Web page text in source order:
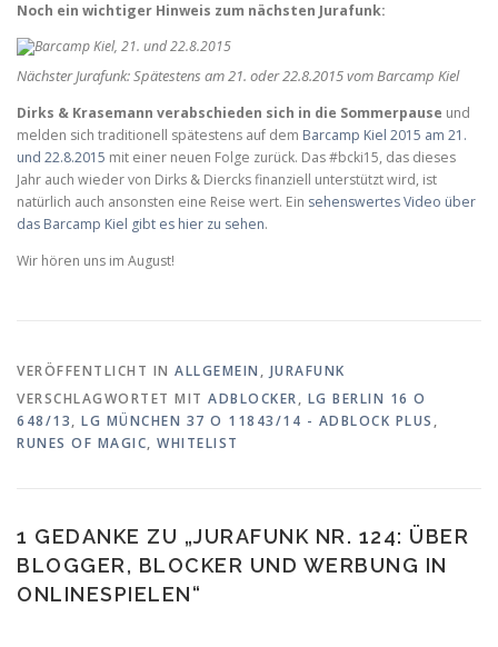
Noch ein wichtiger Hinweis zum nächsten Jurafunk:
Nächster Jurafunk: Spätestens am 21. oder 22.8.2015 vom Barcamp Kiel
Dirks & Krasemann verabschieden sich in die Sommerpause und
melden sich traditionell spätestens auf dem Barcamp Kiel 2015 am 21.
und 22.8.2015 mit einer neuen Folge zurück. Das #bcki15, das dieses
Jahr auch wieder von Dirks & Diercks finanziell unterstützt wird, ist
natürlich auch ansonsten eine Reise wert. Ein sehenswertes Video über
das Barcamp Kiel gibt es hier zu sehen.
Wir hören uns im August!
VERÖFFENTLICHT IN ALLGEMEIN , JURAFUNK
VERSCHLAGWORTET MIT ADBLOCKER, LG BERLIN 16 O
648/13, LG MÜNCHEN 37 O 11843/14 - ADBLOCK PLUS ,
RUNES OF MAGIC, WHITELIST
1 GEDANKE ZU „JURAFUNK NR. 124: ÜBER
BLOGGER, BLOCKER UND WERBUNG IN
ONLINESPIELEN“